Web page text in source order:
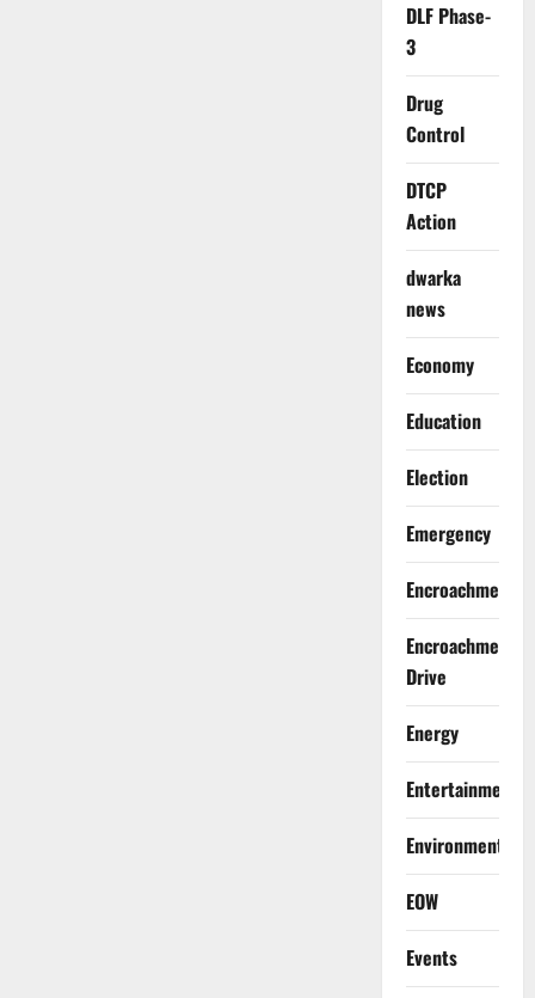
DLF Phase-
3
Drug
Control
DTCP
Action
dwarka
news
Economy
Education
Election
Emergency
Encroachment
Encroachment
Drive
Energy
Entertainment
Environment
EOW
Events